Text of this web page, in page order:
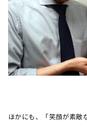
ほかにも、「笑顔が素敵